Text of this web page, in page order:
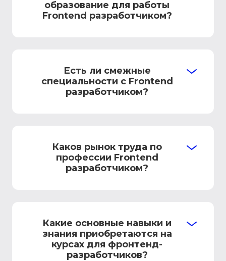
образование для работы
Frontend разработчиком?
Есть ли смежные
специальности с Frontend
разработчиком?
Каков рынок труда по
профессии Frontend
разработчиком?
Какие основные навыки и
знания приобретаются на
курсах для фронтенд-
разработчиков?